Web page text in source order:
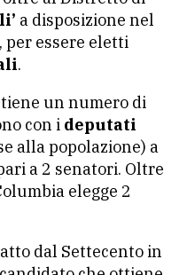
a disposizione nel
, per essere eletti
.
un numero di
con i deputati
alla popolazione) a
a 2 senatori. Oltre
elegge 2
dal Settecento in